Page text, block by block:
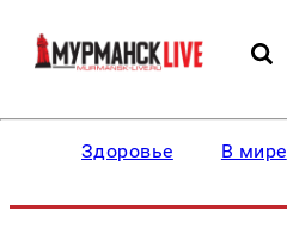
Здоровье В мире